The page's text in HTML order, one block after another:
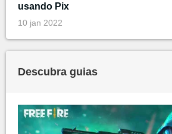
usando Pix
10 jan 2022
Descubra guias